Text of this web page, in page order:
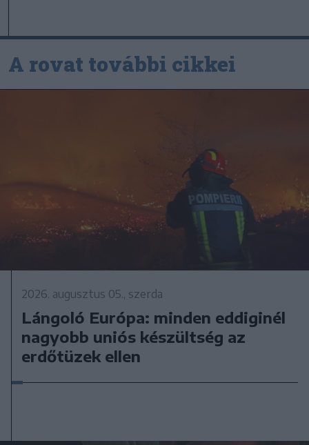
A rovat további cikkei
2026. augusztus 05., szerda
Lángoló Európa: minden eddiginél
nagyobb uniós készültség az
erdőtüzek ellen